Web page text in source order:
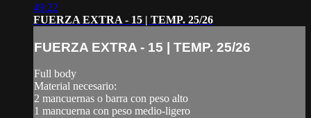
49:22
FUERZA EXTRA - 15 | TEMP. 25/26
FUERZA EXTRA - 15 | TEMP. 25/26
Full body
Material necesario:
2 mancuernas o barra con peso alto
1 mancuerna con peso medio-ligero